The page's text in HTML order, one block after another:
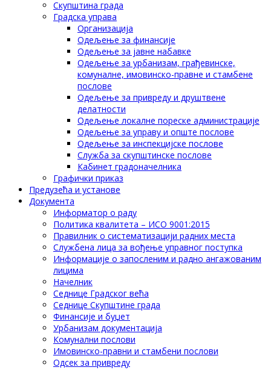
Скупштина града
Градска управа
Организација
Одељење за финансије
Одељење за јавне набавке
Одељење за урбанизам, грађевинске,
комуналне, имовинско-правне и стамбене
послове
Одељење за привреду и друштвене
делатности
Одељење локалне пореске администрације
Одељење за управу и опште послове
Одељење за инспекцијске послове
Служба за скупштинске послове
Кабинет градоначелника
Графички приказ
Предузећа и установе
Документа
Информатор о раду
Политика квалитета – ИСО 9001:2015
Правилник о систематизацији радних места
Службена лица за вођење управног поступка
Информације о запосленим и радно ангажованим
лицима
Начелник
Седнице Градског већа
Седнице Скупштине града
Финансије и буџет
Урбанизам документација
Комунални послови
Имовинско-правни и стамбени послови
Одсек за привреду